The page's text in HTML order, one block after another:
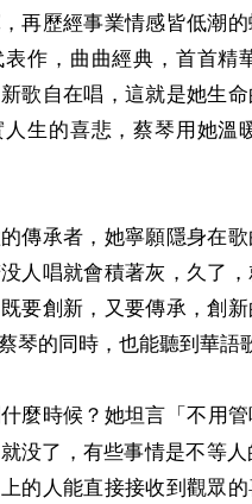
再歷經事業情感皆低潮
作，曲曲經典，首首精
歌自在唱，這就是她生
生的喜悲，蔡琴用她溫
傳承者，她寧願隱身在
人唱就會積著灰，久了
要創新，又要傳承，創
琴的同時，也能聽到華語
麼時候？她坦言 「不用
没了，有些事情是不等
的人能直接接收到觀眾